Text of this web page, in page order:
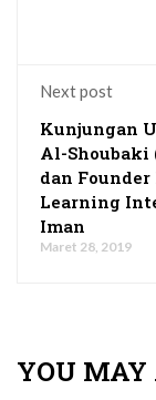
Next post
Kunjungan
Al-Shoubaki
dan Founder
Learning
Iman
Maret 28, 2019
YOU MAY